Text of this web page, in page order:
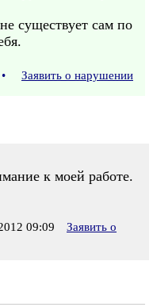
существует сам по
• Заявить о нарушении
к моей работе.
09:09
Заявить о